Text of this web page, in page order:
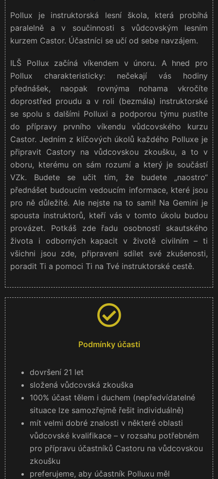
Pollux je instruktorská lesní škola, která probíhá
paralelně a v součinnosti s vůdcovským lesním
kurzem Castor. Účastníci se učí od sebe navzájem.
ILŠ Pollux začíná víkendem v únoru. A hned pro
Pollux charakteristicky: nečekají vás hodiny
přednášek, naopak rovnýma nohama vkročíte
doprostřed proudu a v roli (bezmála) instruktorské
se spolu s dalšími Polluxi a podporou týmu pustíte
do přípravy prvního víkendu vůdcovského kurzu
Castor. Jedním z klíčových úkolů každého Polluxe je
připravit Castory na vůdcovskou zkoušku, a to v
oboru, kterému on sám rozumí a který je součástí
VZk. Budete se učit tím, že budete „naostro“
přednášet budoucím vedoucím informace, které jsou
pro ně důležité. Ale nejste na to sami! Na Gemini je
spousta instruktorů, kteří vás v tomto úkolu budou
provázet. Potkáš zde řadu osobností skautského
života i odborných kapacit v životě civilním – ti
všichni jsou zde, připraveni sdílet své zkušenosti,
poradit Ti a pomoci Ti na Tvé instruktorské cestě.
Podmínky účasti
dovršení 21 let
složená vůdcovská zkouška
100% účast tělem i duchem (nepředvídatelné
situace lze samozřejmě řešit individuálně)
mít velmi dobré znalosti v některé oblasti
vůdcovské kvalifikace – v rozsahu potřebném
pro přípravu účastníků Castoru na vůdcovskou
zkoušku
preferujeme, aby účastník Polluxu měl